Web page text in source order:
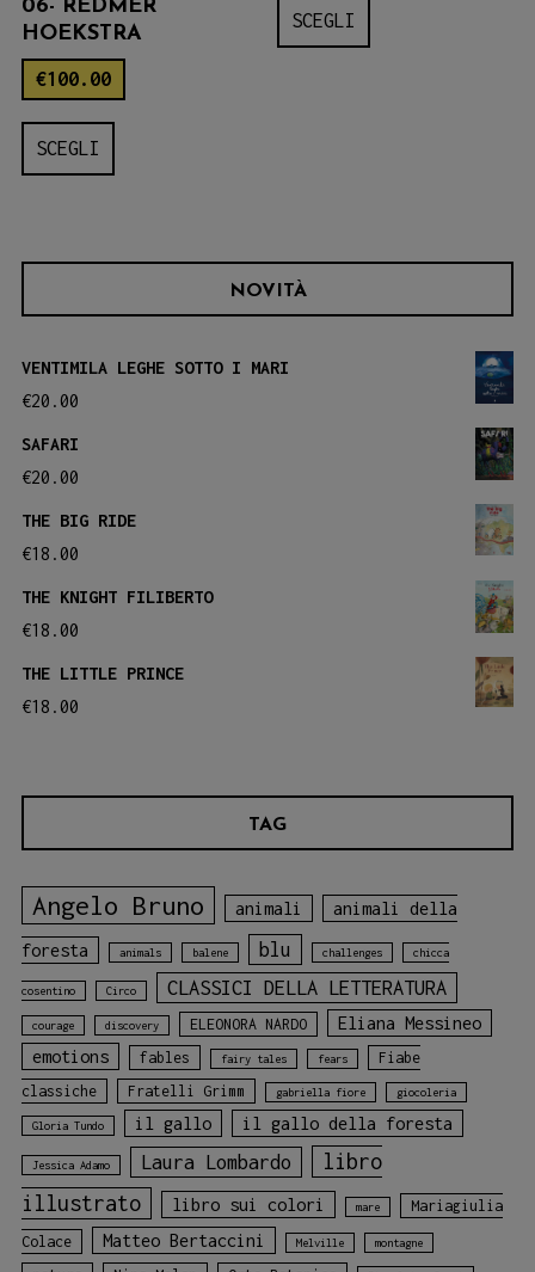
prodotto
06- REDMER
HOEKSTRA
€100.00
SCEGLI
Questo
Le
prodotto
SCEGLI
possono
NOVITÀ
VENTIMILA LEGHE SOTTO I MARI
€20.00
SAFARI
€20.00
THE BIG RIDE
€18.00
THE KNIGHT FILIBERTO
€18.00
THE LITTLE PRINCE
€18.00
TAG
Angelo Bruno animali animali della
foresta animals balene blu challenges chicca
cosentino Circo CLASSICI DELLA LETTERATURA
courage discovery ELEONORA NARDO
Eliana Messineo
emotions
fables fairy tales fears
Fiabe
classiche
Fratelli Grimm gabriella fiore giocoleria
Gloria Tundo il gallo il gallo della foresta
Jessica Adamo Laura Lombardo
libro
illustrato
libro sui colori mare
Mariagiulia
Colace
Matteo Bertaccini Melville montagne